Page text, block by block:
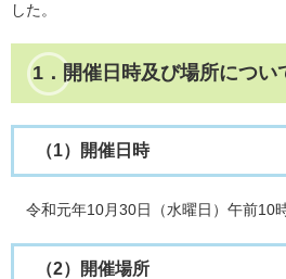
した。
1．開催日時及び場所につい
（1）開催日時
令和元年10月30日（水曜日）午前10
（2）開催場所